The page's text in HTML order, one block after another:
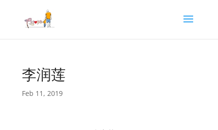
李润莲
Feb 11, 2019